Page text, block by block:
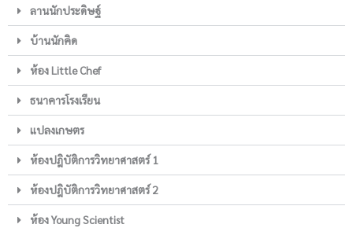
ลานนักประดิษฐ์
บ้านนักคิด
ห้อง Little Chef
ธนาคารโรงเรียน
แปลงเกษตร
ห้องปฎิบัติการวิทยาศาสตร์ 1
ห้องปฎิบัติการวิทยาศาสตร์ 2
ห้อง Young Scientist